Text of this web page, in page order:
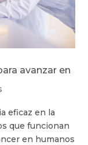
avanzar en
eficaz en la
que funcionan
en humanos